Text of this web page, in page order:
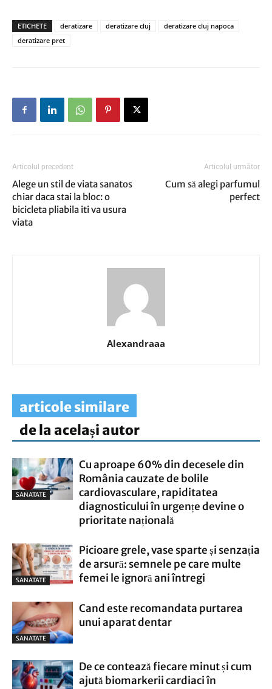
ETICHETE deratizare deratizare cluj
deratizare cluj napoca
deratizare pret
Articolul precedent
Alege un stil de viata sanatos
chiar daca stai la bloc: o
bicicleta pliabila iti va usura
viata
Articolul următor
Cum să alegi parfumul
perfect
Alexandraaa
articole similare
de la același autor
SANATATE
Cu aproape 60% din decesele din
România cauzate de bolile
cardiovasculare, rapiditatea
diagnosticului în urgențe devine o
prioritate națională
SANATATE
Picioare grele, vase sparte și senzația
de arsură: semnele pe care multe
femei le ignoră ani întregi
SANATATE
Cand este recomandata purtarea
unui aparat dentar
De ce contează fiecare minut și cum
ajută biomarkerii cardiaci în